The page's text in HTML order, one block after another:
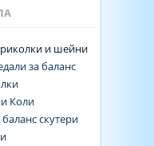
и шейни
за баланс
Коли
скутери